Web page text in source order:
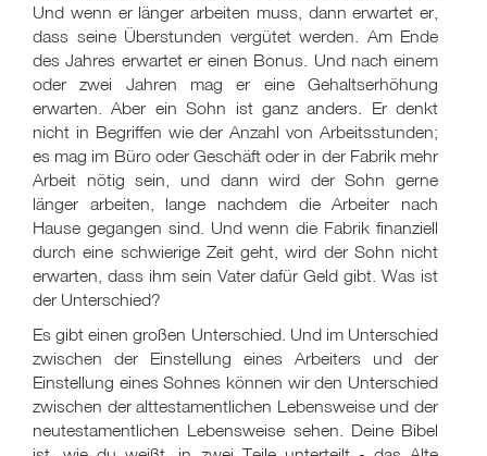
Und wenn er länger arbeiten muss, dann erwartet er,
dass seine Überstunden vergütet werden. Am Ende
des Jahres erwartet er einen Bonus. Und nach einem
oder zwei Jahren mag er eine Gehaltserhöhung
erwarten. Aber ein Sohn ist ganz anders. Er denkt
nicht in Begriffen wie der Anzahl von Arbeitsstunden;
es mag im Büro oder Geschäft oder in der Fabrik mehr
Arbeit nötig sein, und dann wird der Sohn gerne
länger arbeiten, lange nachdem die Arbeiter nach
Hause gegangen sind. Und wenn die Fabrik finanziell
durch eine schwierige Zeit geht, wird der Sohn nicht
erwarten, dass ihm sein Vater dafür Geld gibt. Was ist
der Unterschied?
Es gibt einen großen Unterschied. Und im Unterschied
zwischen der Einstellung eines Arbeiters und der
Einstellung eines Sohnes können wir den Unterschied
zwischen der alttestamentlichen Lebensweise und der
neutestamentlichen Lebensweise sehen. Deine Bibel